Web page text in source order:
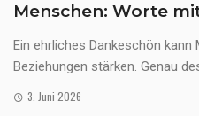
Menschen: Worte
Ein ehrliches Dankeschön
Beziehungen stärken. Genau
3. Juni 2026